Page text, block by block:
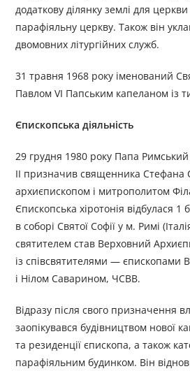
додаткову ділянку землі для
парафіяльну церкву. Також він
двомовних літургійних служб.
31 травня 1968 року іменований
Павлом VI Папським капеланом із
Єпископська діяльність
29 грудня 1980 року Папа
II призначив священника Стефана
архиєпископом і митрополитом
Єпископська хіротонія відбулася 1
в соборі Святої Софії у м. Римі
святителем став Верховний
із співсвятителями — єпископами
і Нілом Саварином, ЧСВВ.
Відразу після свого призначення
заопікувався будівництвом нової
та резиденції єпископа, а також
парафіяльним будинком. Він